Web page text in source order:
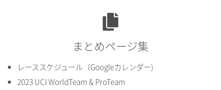
まとめページ集
レーススケジュール（Googleカレンダー)
2023 UCI WorldTeam & ProTeam